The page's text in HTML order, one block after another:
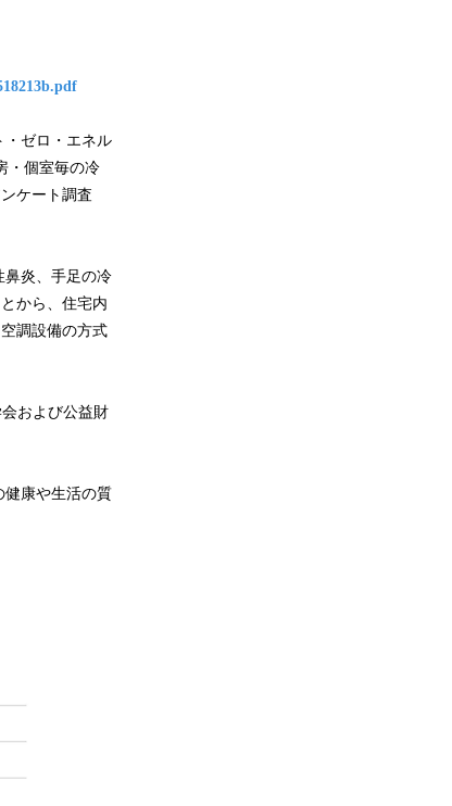
・ゼロ・エネル
・個室毎の冷
ケート調査
鼻炎、手足の冷
から、住宅内
調設備の方式
および公益財
健康や生活の質